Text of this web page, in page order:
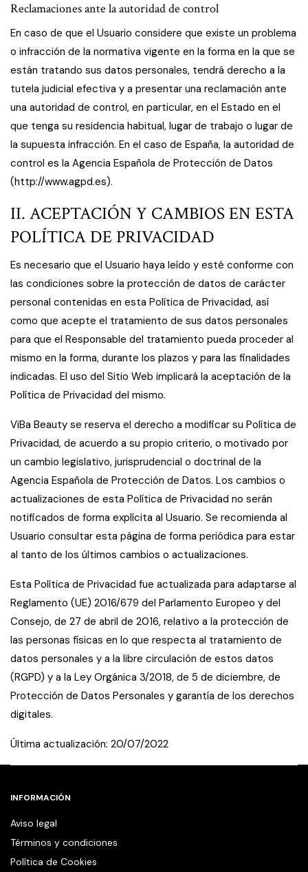
Reclamaciones ante la autoridad de control
En caso de que el Usuario considere que existe un problema
o infracción de la normativa vigente en la forma en la que se
están tratando sus datos personales, tendrá derecho a la
tutela judicial efectiva y a presentar una reclamación ante
una autoridad de control, en particular, en el Estado en el
que tenga su residencia habitual, lugar de trabajo o lugar de
la supuesta infracción. En el caso de España, la autoridad de
control es la Agencia Española de Protección de Datos
(http://www.agpd.es).
II. ACEPTACIÓN Y CAMBIOS EN ESTA
POLÍTICA DE PRIVACIDAD
Es necesario que el Usuario haya leído y esté conforme con
las condiciones sobre la protección de datos de carácter
personal contenidas en esta Política de Privacidad, así
como que acepte el tratamiento de sus datos personales
para que el Responsable del tratamiento pueda proceder al
mismo en la forma, durante los plazos y para las finalidades
indicadas. El uso del Sitio Web implicará la aceptación de la
Política de Privacidad del mismo.
ViBa Beauty se reserva el derecho a modificar su Política de
Privacidad, de acuerdo a su propio criterio, o motivado por
un cambio legislativo, jurisprudencial o doctrinal de la
Agencia Española de Protección de Datos. Los cambios o
actualizaciones de esta Política de Privacidad no serán
notificados de forma explícita al Usuario. Se recomienda al
Usuario consultar esta página de forma periódica para estar
al tanto de los últimos cambios o actualizaciones.
Esta Política de Privacidad fue actualizada para adaptarse al
Reglamento (UE) 2016/679 del Parlamento Europeo y del
Consejo, de 27 de abril de 2016, relativo a la protección de
las personas físicas en lo que respecta al tratamiento de
datos personales y a la libre circulación de estos datos
(RGPD) y a la Ley Orgánica 3/2018, de 5 de diciembre, de
Protección de Datos Personales y garantía de los derechos
digitales.
Última actualización: 20/07/2022
INFORMACIÓN
Aviso legal
Términos y condiciones
Política de Cookies